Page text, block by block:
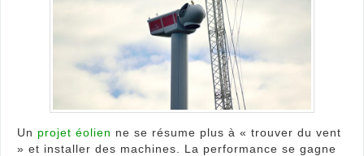
Un projet éolien ne se résume plus à « trouver du vent
» et installer des machines. La performance se gagne